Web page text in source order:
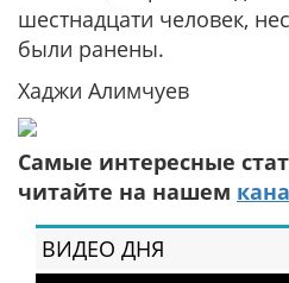
шестнадцати человек,
были ранены.
Хаджи Алимчуев
Самые интересные
читайте на нашем
ВИДЕО ДНЯ